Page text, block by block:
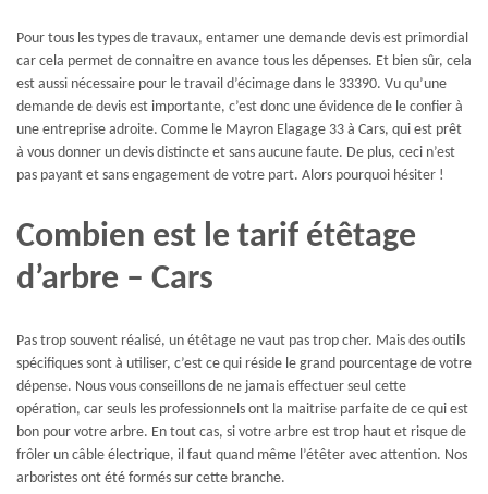
Pour tous les types de travaux, entamer une demande devis est primordial
car cela permet de connaitre en avance tous les dépenses. Et bien sûr, cela
est aussi nécessaire pour le travail d’écimage dans le 33390. Vu qu’une
demande de devis est importante, c’est donc une évidence de le confier à
une entreprise adroite. Comme le Mayron Elagage 33 à Cars, qui est prêt
à vous donner un devis distincte et sans aucune faute. De plus, ceci n’est
pas payant et sans engagement de votre part. Alors pourquoi hésiter !
Combien est le tarif étêtage
d’arbre – Cars
Pas trop souvent réalisé, un étêtage ne vaut pas trop cher. Mais des outils
spécifiques sont à utiliser, c’est ce qui réside le grand pourcentage de votre
dépense. Nous vous conseillons de ne jamais effectuer seul cette
opération, car seuls les professionnels ont la maitrise parfaite de ce qui est
bon pour votre arbre. En tout cas, si votre arbre est trop haut et risque de
frôler un câble électrique, il faut quand même l’étêter avec attention. Nos
arboristes ont été formés sur cette branche.